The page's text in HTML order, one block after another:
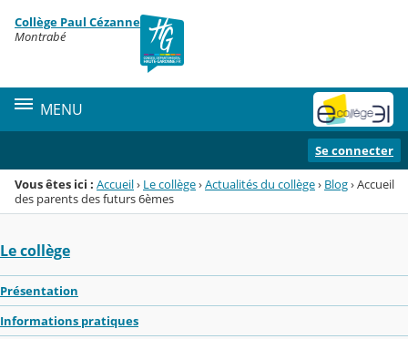
Menu de la rubrique
Contenu
Collège Paul Cézanne
Montrabé
MENU
Se connecter
Vous êtes ici : Accueil› Le collège›Actualités du collège› Blog›Accueil
des parents des futurs 6èmes
Le collège
Présentation
Informations pratiques